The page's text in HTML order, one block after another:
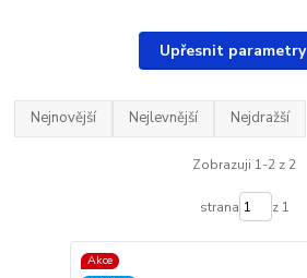
Upřesnit parametry
Nejnovější Nejlevnější Nejdražší
Zobrazuji 1-2 z 2
strana z 1
Akce